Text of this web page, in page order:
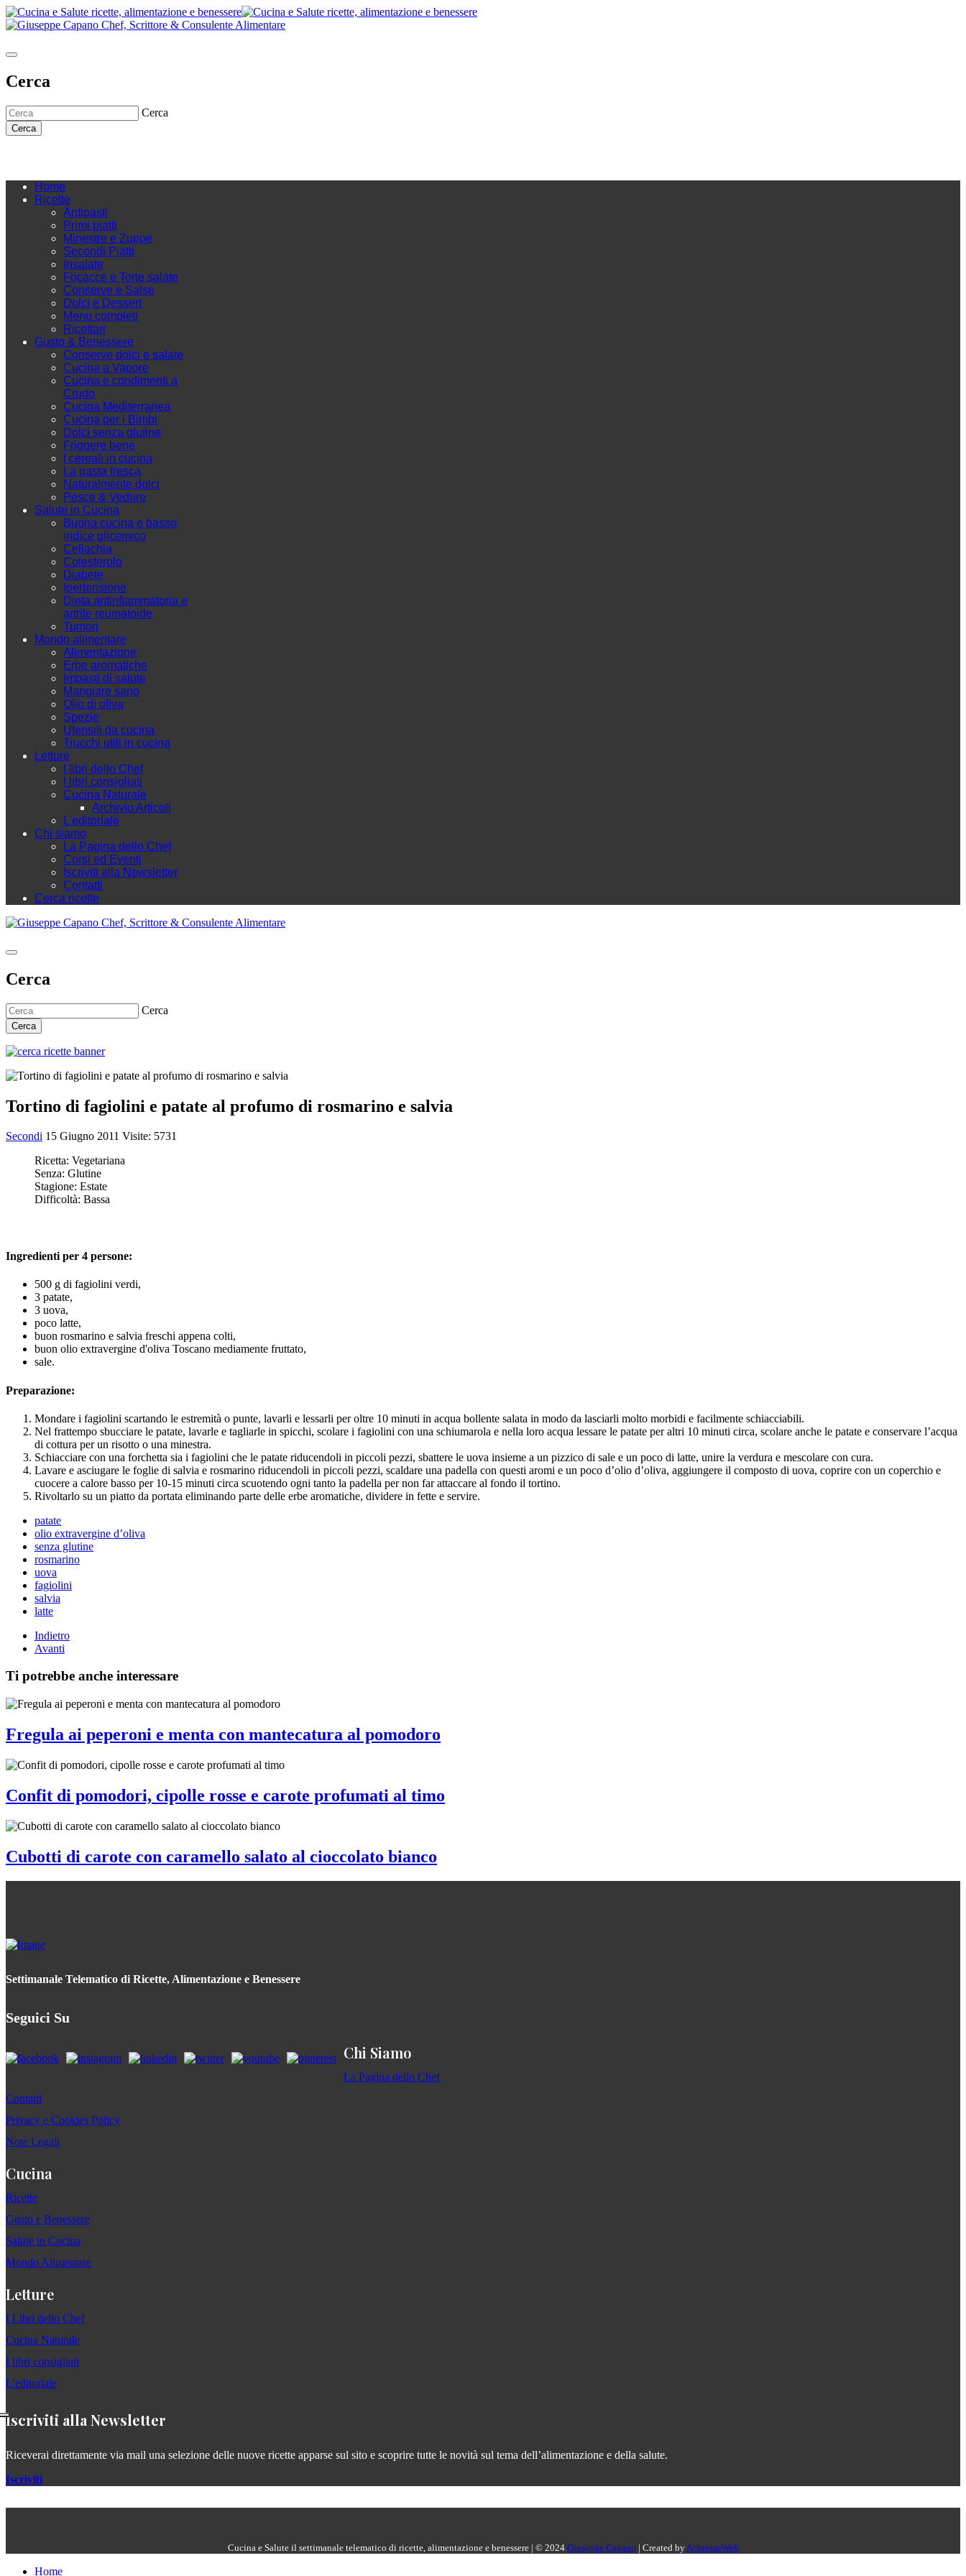
Cerca
Cerca
Cerca
Home
Ricette
Antipasti
Primi piatti
Minestre e Zuppe
Secondi Piatti
Insalate
Focacce e Torte salate
Conserve e Salse
Dolci e Dessert
Menu completi
Ricettari
Gusto & Benessere
Conserve dolci e salate
Cucina a Vapore
Cucina e condimenti a
Crudo
Cucina Mediterranea
Cucina per i Bimbi
Dolci senza glutine
Friggere bene
I cereali in cucina
La pasta fresca
Naturalmente dolci
Pesce & Vedure
Salute in Cucina
Buona cucina e basso
indice glicemico
Celiachia
Colesterolo
Diabete
Ipertensione
Dieta antinfiammatoria e
artrite reumatoide
Tumori
Mondo alimentare
Alimentazione
Erbe aromatiche
Impasti di salute
Mangiare sano
Olio di oliva
Spezie
Utensili da cucina
Trucchi utili in cucina
Letture
I libri dello Chef
I libri consigliati
Cucina Naturale
Archivio Articoli
L'editoriale
Chi siamo
La Pagina dello Chef
Corsi ed Eventi
Iscriviti alla Newsletter
Contatti
Cerca ricette
Cerca
Cerca
Cerca
Tortino di fagiolini e patate al profumo di rosmarino e salvia
Secondi 15 Giugno 2011 Visite: 5731
Ricetta: Vegetariana
Senza: Glutine
Stagione: Estate
Difficoltà: Bassa
Ingredienti per 4 persone:
500 g di fagiolini verdi,
3 patate,
3 uova,
poco latte,
buon rosmarino e salvia freschi appena colti,
buon olio extravergine d'oliva Toscano mediamente fruttato,
sale.
Preparazione:
Mondare i fagiolini scartando le estremità o punte, lavarli e lessarli per oltre 10 minuti in acqua bollente salata in modo da lasciarli molto morbidi e facilmente schiacciabili.
Nel frattempo sbucciare le patate, lavarle e tagliarle in spicchi, scolare i fagiolini con una schiumarola e nella loro acqua lessare le patate per altri 10 minuti circa, scolare anche le patate e conservare l’acqua
di cottura per un risotto o una minestra.
Schiacciare con una forchetta sia i fagiolini che le patate riducendoli in piccoli pezzi, sbattere le uova insieme a un pizzico di sale e un poco di latte, unire la verdura e mescolare con cura.
Lavare e asciugare le foglie di salvia e rosmarino riducendoli in piccoli pezzi, scaldare una padella con questi aromi e un poco d’olio d’oliva, aggiungere il composto di uova, coprire con un coperchio e
cuocere a calore basso per 10-15 minuti circa scuotendo ogni tanto la padella per non far attaccare al fondo il tortino.
Rivoltarlo su un piatto da portata eliminando parte delle erbe aromatiche, dividere in fette e servire.
patate
olio extravergine d’oliva
senza glutine
rosmarino
uova
fagiolini
salvia
latte
Indietro
Avanti
Ti potrebbe anche interessare
Fregula ai peperoni e menta con mantecatura al pomodoro
Confit di pomodori, cipolle rosse e carote profumati al timo
Cubotti di carote con caramello salato al cioccolato bianco
Settimanale Telematico di Ricette, Alimentazione e Benessere
Seguici Su
Chi Siamo
La Pagina dello Chef
Contatti
Privacy e Cookies Policy
Note Legali
Cucina
Ricette
Gusto e Benessere
Salute in Cucina
Mondo Alimentare
Letture
I Libri dello Chef
Cucina Naturale
I libri consigliati
L'editoriale
Iscriviti alla Newsletter
Riceverai direttamente via mail una selezione delle nuove ricette apparse sul sito e scoprire tutte le novità sul tema dell’alimentazione e della salute.
Iscriviti
Cucina e Salute il settimanale telematico di ricette, alimentazione e benessere | © 2024 Giuseppe Capano | Created by AchromeWeb
Home